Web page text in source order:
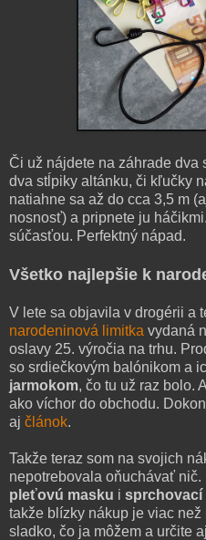
Či už nájdete na záhrade dva
dva stĺpiky altánku, či kľučky
natiahne sa až do cca 3,5 m
nosnosť) a pripnete ju
súčasťou. Perfektný nápad.
Všetko najlepšie k
V lete sa objavila v drogérii a
narodeninová limitka vydaná
oslavy 25. výročia na trhu.
so srdiečkovým balónikom a
jarmokom, čo tu už raz bolo.
ako víchor do obchodu.
aj článok.
Takže teraz som na svojich
nepotrebovala oňuchávať
pleťovú masku i sprchovací
takže blízky nákup je viac
sladko, čo ja môžem a určite